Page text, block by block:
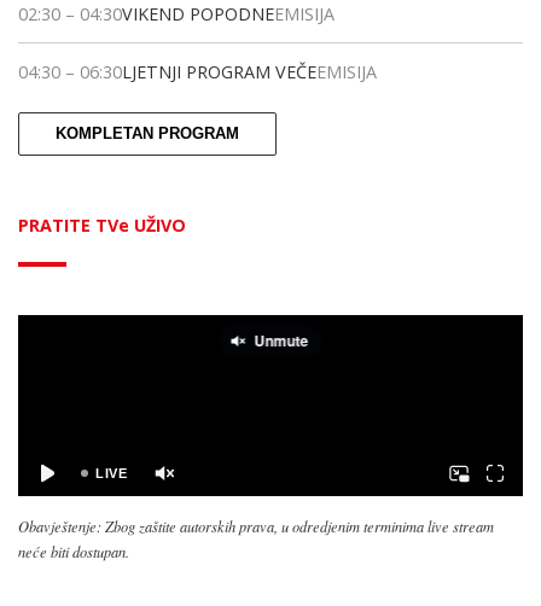
02:30 – 04:30VIKEND POPODNEEMISIJA
04:30 – 06:30LJETNJI PROGRAM VEČEEMISIJA
KOMPLETAN PROGRAM
PRATITE TVe UŽIVO
Obavještenje: Zbog zaštite autorskih prava, u odredjenim terminima live stream
neće biti dostupan.